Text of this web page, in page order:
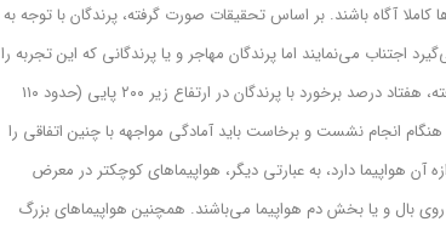
آگاه باشند. بر اساس تحقیقات صورت گرفته، پرندگان با توجه به
اجتناب می‌نمایند اما پرندگان مهاجر و یا پرندگانی که این تجربه را
کسب نکرده‌اند در اکثر مواقع باعث بروز مشکلاتی برای هواپیماها می‌گردند. بر اساس تحقیقات انجام گرفته، هفتاد درصد برخورد با پرندگان در ارتفاع زیر ۲۰۰ پایی (حدود ۱۱۰
متر) صورت گرفته است. لذا خلبانان در هنگام انجام نشست و برخاست باید آمادگی مواجهه با چنین اتفاقی را
آن هواپیما دارد، به عبارتی دیگر، هواپیماهای کوچکتر در معرض
بال و یا بخش دم هواپیما می‌باشند. همچنین هواپیماهای بزرگ